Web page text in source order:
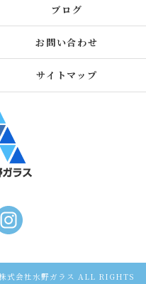
ブログ
お問い合わせ
サイトマップ
式会社水野ガラス ALL RIGHTS